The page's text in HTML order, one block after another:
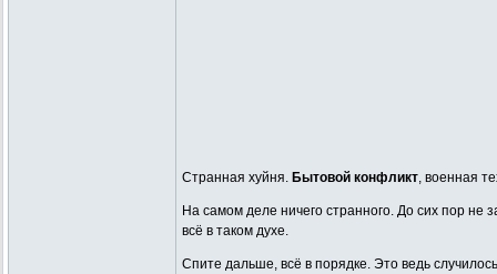
Странная хуйня. Бытовой конфликт, военная
На самом деле ничего странного. До сих пор не
всё в таком духе.
Спите дальше, всё в порядке. Это ведь